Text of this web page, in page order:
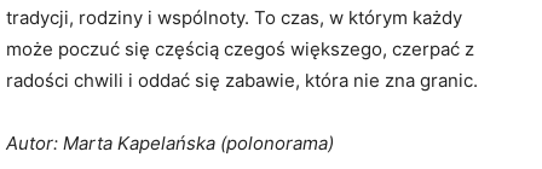
tradycji, rodziny i wspólnoty. To czas, w którym każdy
może poczuć się częścią czegoś większego, czerpać z
radości chwili i oddać się zabawie, która nie zna granic.
Autor: Marta Kapelańska (polonorama)